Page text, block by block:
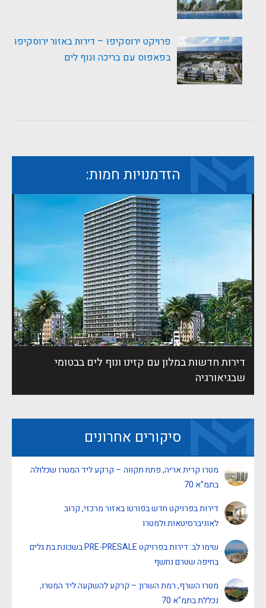
פרויקט ירוסקיפו – דירות באזור ירוסקיפו
בפאפוס עם בריכה ונוף לים
הזדמנויות חמות:
דירות חדשות במלון עם קזינו ונוף לים בבטומי
שבגיאורגיה
סיקורים אחרונים
מטרו קרית אריה, פתח תקווה – קרקע ליד המטרו שכלולה
בתמ"א 70
דירות בפרויקט חדש בפורטו באזור מרכזי, קרוב
לאוניברסיטאות ולמטרו
שימו לב: דירות בפרויקט PRE-PRESALE בשכונת בת גלים
בחיפה שטרם נחשף
מטרו השרף, רמת השרון – קרקע להשקעה ליד המטרו,
נכללת בתמ"א 70